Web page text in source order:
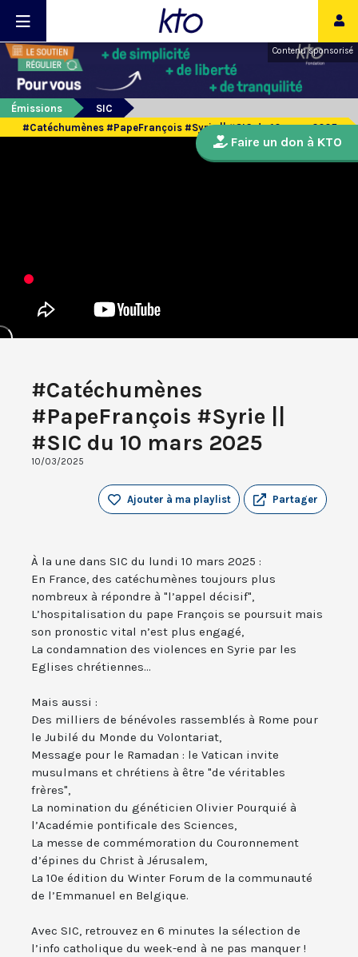
Contenu sponsorisé
Émissions
SIC
#Catéchumènes #PapeFrançois #Syrie || #SIC du 10 mars 2025
#Catéchumènes
#PapeFrançois #Syrie ||
#SIC du 10 mars 2025
10/03/2025
Partager
Ajouter à ma playlist
À la une dans SIC du lundi 10 mars 2025 :
En France, des catéchumènes toujours plus
nombreux à répondre à "l’appel décisif",
L’hospitalisation du pape François se poursuit mais
son pronostic vital n’est plus engagé,
La condamnation des violences en Syrie par les
Eglises chrétiennes...
Mais aussi :
Des milliers de bénévoles rassemblés à Rome pour
le Jubilé du Monde du Volontariat,
Message pour le Ramadan : le Vatican invite
musulmans et chrétiens à être "de véritables
frères",
La nomination du généticien Olivier Pourquié à
l’Académie pontificale des Sciences,
La messe de commémoration du Couronnement
d’épines du Christ à Jérusalem,
La 10e édition du Winter Forum de la communauté
de l’Emmanuel en Belgique.
Avec SIC, retrouvez en 6 minutes la sélection de
l’info catholique du week-end à ne pas manquer !
Faire un don à KTO